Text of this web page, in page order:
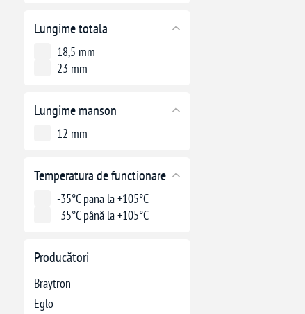
Lungime totala
18,5 mm
23 mm
Lungime manson
12 mm
Temperatura de functionare
-35°C pana la +105°C
-35°C până la +105°C
Producători
Braytron
Eglo